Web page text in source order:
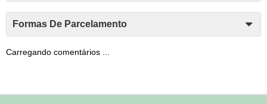
Formas De Parcelamento
Carregando comentários ...